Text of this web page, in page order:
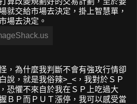
就交給市場去決定，掛上智慧單，
場去決定。
，為什麼我判斷不會有強攻行情卻
說，就是我俗辣>_<，我對於ＳＰ
恐懼不來自於我在ＳＰ上吃過大
ＢＰ而ＰＵＴ漲停，我可以感受當